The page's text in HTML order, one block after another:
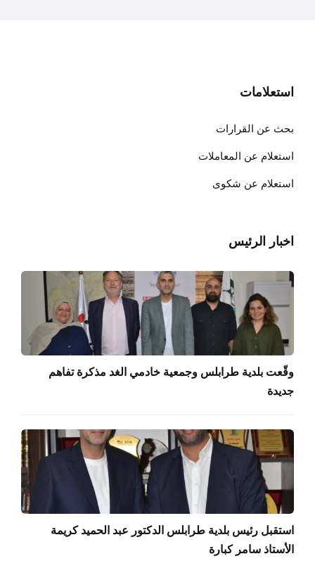
استعلامات
بحث عن القرارات
استعلام عن المعاملات
استعلام عن شكوى
اخبار الرئيس
وقّعت بلدية طرابلس وجمعية خادمي الغد مذكرة تفاهم
جديدة
استقبل رئيس بلدية طرابلس الدكتور عبد الحميد كريمة
الأستاذ سامر كبارة